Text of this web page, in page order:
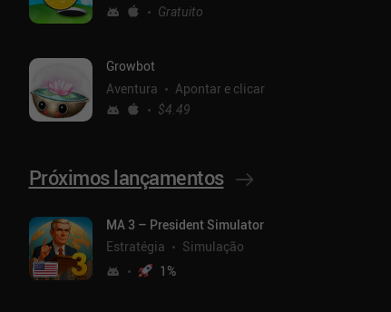
Gratuito
Growbot
Aventura
Apontar e clicar
$4.49
Próximos lançamentos
MA 3 – President Simulator
Estratégia
Simulação
1%